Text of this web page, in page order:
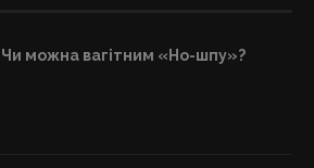
Чи можна вагітним «Но-шпу»?